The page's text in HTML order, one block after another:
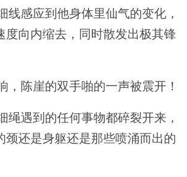
感应到他身体里仙气的变化，
度向内缩去，同时散发出极其锋
陈崖的双手啪的一声被震开！
遇到的任何事物都碎裂开来，
颈还是身躯还是那些喷涌而出的